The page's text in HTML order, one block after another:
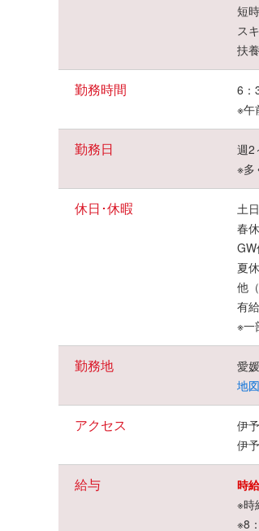
短
ス
扶
勤務時間
6：
※午
勤務日
週2
※多
休日･休暇
土
春
夏
他
有
※一
勤務地
愛
地
アクセス
伊
伊
給与
時
※時
※8